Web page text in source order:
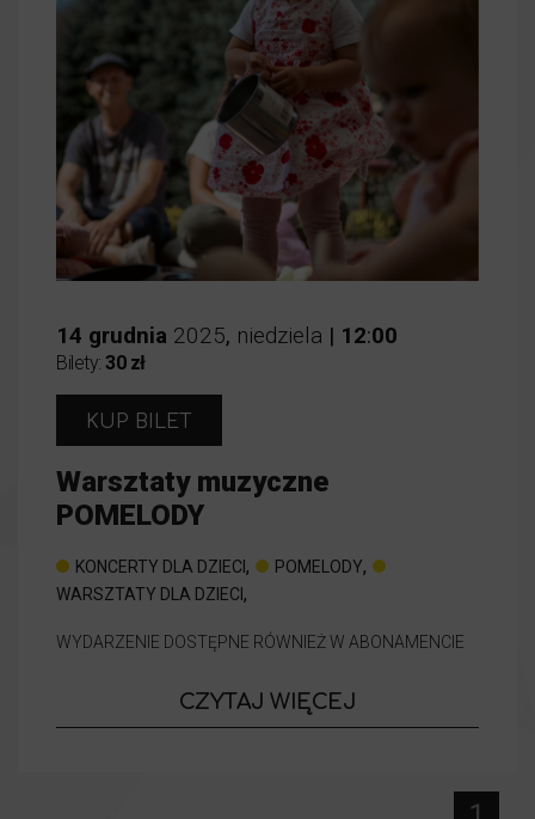
14 grudnia 2025, niedziela | 12:00
Bilety: 30 zł
KUP BILET
Warsztaty muzyczne
POMELODY
KONCERTY DLA DZIECI , POMELODY,
WARSZTATY DLA DZIECI ,
WYDARZENIE DOSTĘPNE RÓWNIEŻ W ABONAMENCIE
CZYTAJ WIĘCEJ
Warsztaty